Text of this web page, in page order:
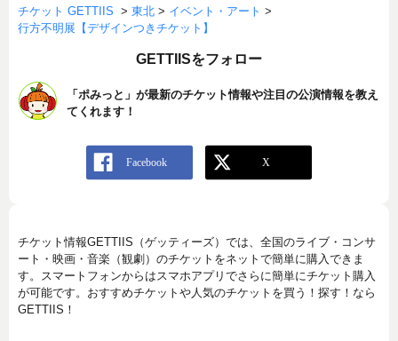
チケット GETTIIS > 東北 > イベント・アート >
行方不明展【デザインつきチケット】
GETTIISをフォロー
「ポみっと」が最新のチケット情報や注目の公演情報を教え
てくれます！
チケット情報GETTIIS（ゲッティーズ）では、全国のライブ・コンサ
ート・映画・音楽（観劇）のチケットをネットで簡単に購入できま
す。スマートフォンからはスマホアプリでさらに簡単にチケット購入
が可能です。おすすめチケットや人気のチケットを買う！探す！なら
GETTIIS！